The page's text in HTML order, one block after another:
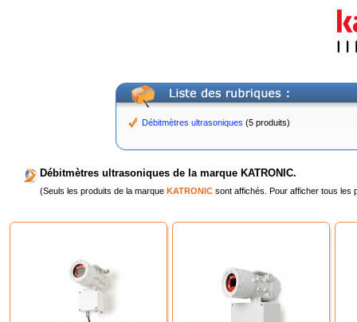
Débitmètres ultrasoniques (5 produits)
Débitmètres ultrasoniques de la marque KATRONIC.
(Seuls les produits de la marque KATRONIC sont affichés. Pour afficher tous les